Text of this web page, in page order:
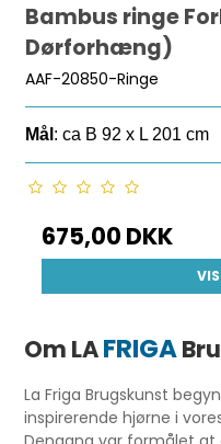
Bambus ringe
Dørforhæng)
AAF-20850-Ringe
Mål : ca B 92 x L 201 cm
675,00 DKK
Om LAFRIGA
La Friga Brugskunst
inspirerende hjørne i